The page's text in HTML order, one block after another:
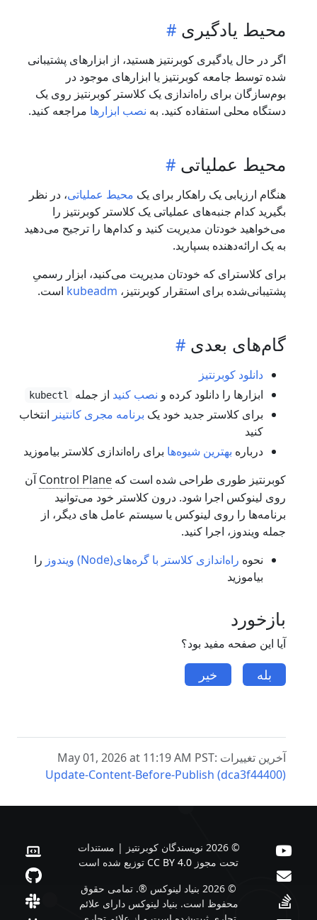
محیط یادگیری
اگر در حال یادگیری کوبرنتیز هستید، از ابزارهای پشتیبانی
شده توسط جامعه کوبرنتیز یا ابزارهای موجود در
بوم‌سازگان برای راه‌اندازی یک کلاستر کوبرنتیز روی یک
دستگاه محلی استفاده کنید. به نصب ابزارها مراجعه کنید.
محیط عملیاتی
هنگام ارزیابی یک راهکار برای یک محیط عملیاتی، در نظر
بگیرید کدام جنبه‌های عملیاتی یک کلاستر کوبرنتیز را
می‌خواهید خودتان مدیریت کنید و کدام‌ها را ترجیح می‌دهید
به یک ارائه‌دهنده بسپارید.
برای کلاستر‌ای که خودتان مدیریت می‌کنید، ابزار رسمیِ
پشتیبانی‌شده برای استقرار کوبرنتیز، kubeadm است.
گام‌های بعدی
دانلود کوبرنتیز
ابزارها را دانلود کرده و نصب کنید از جمله kubectl
برای کلاستر جدید خود یک برنامه مجری کانتینر انتخاب
کنید
درباره بهترین شیوه‌ها برای راه‌اندازی کلاستر بیاموزید
کوبرنتیز طوری طراحی شده است که Control Plane آن
روی لینوکس اجرا شود. درون کلاستر خود می‌توانید
برنامه‌ها را روی لینوکس یا سیستم عامل های دیگر، از
جمله ویندوز، اجرا کنید.
نحوه راه‌اندازی کلاستر با گره‌های(Node) ویندوز
را
بیاموزید
بازخورد
آیا این صفحه مفید بود؟
بله خیر
آخرین تغییرات May 01, 2026 at 11:19 AM PST:
Update-Content-Before-Publish (dca3f44400)
© 2026 نویسندگان کوبرنتیز | مستندات
تحت مجوز CC BY 4.0 توزیع شده است
© 2026 بنیاد لینوکس ®. تمامی حقوق
محفوظ است. بنیاد لینوکس دارای علائم